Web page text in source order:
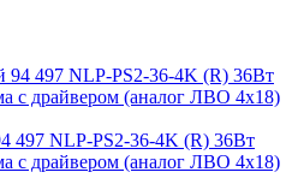
497 NLP-PS2-36-4K (R) 36Вт
с драйвером (аналог ЛВО 4х18)